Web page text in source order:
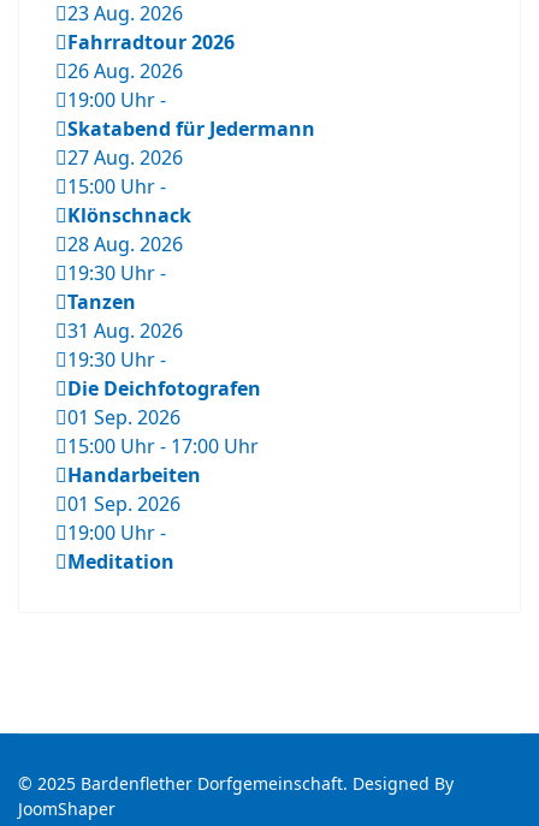
23 Aug. 2026
Fahrradtour 2026
26 Aug. 2026
19:00 Uhr-
Skatabend für Jedermann
27 Aug. 2026
15:00 Uhr-
Klönschnack
28 Aug. 2026
19:30 Uhr-
Tanzen
31 Aug. 2026
19:30 Uhr-
Die Deichfotografen
01 Sep. 2026
15:00 Uhr- 17:00 Uhr
Handarbeiten
01 Sep. 2026
19:00 Uhr-
Meditation
© 2025 Bardenflether Dorfgemeinschaft. Designed By
JoomShaper